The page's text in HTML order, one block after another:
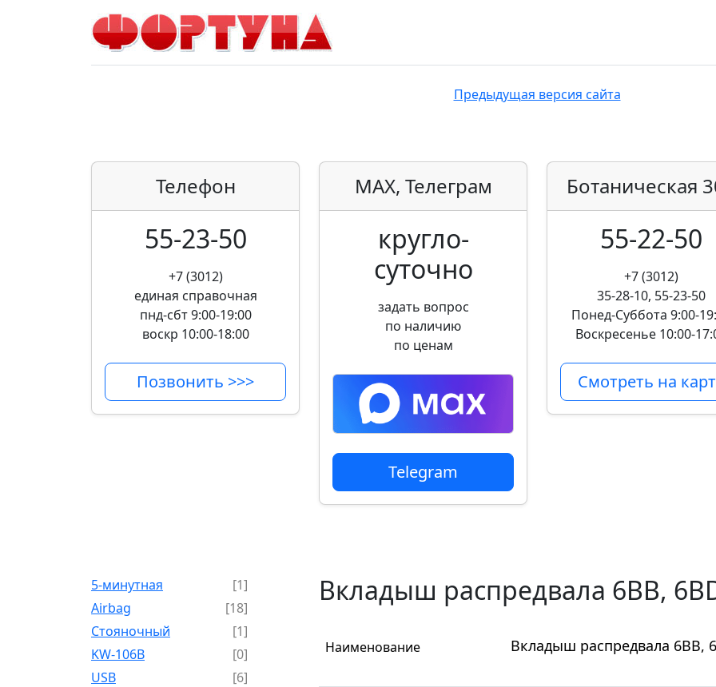
Предыдущая версия сайта
Телефон
55-23-50
+7 (3012)
единая справочная
пнд-сбт 9:00-19:00
воскр 10:00-18:00
Позвонить >>>
MAX, Телеграм
кругло­
суточно
задать вопрос
по наличию
по ценам
Telegram
Ботаническая
55-22-50
+7 (3012)
35-28-10, 55-23-50
Понед-Суббота 9:00-
Воскресенье 10:00-
Смотреть на
5-минутная
[1]
Airbag
[18]
Cтояночный
[1]
KW-106B
[0]
USB
[6]
Вкладыш распредвала 6BB,
Наименование Вкладыш распредвала 6BB,